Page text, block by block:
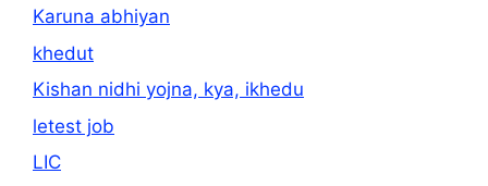
Karuna abhiyan
khedut
Kishan nidhi yojna, kya, ikhedu
letest job
LIC